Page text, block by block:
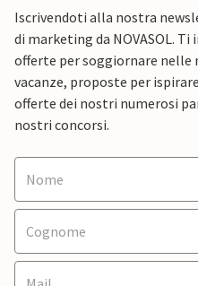
Iscrivendoti alla nostra
di marketing da NOVASOL.
offerte per soggiornare nelle
vacanze, proposte per
offerte dei nostri numerosi
nostri concorsi.